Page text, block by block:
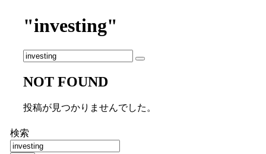
"investing"
NOT FOUND
投稿が見つかりませんでした。
検索